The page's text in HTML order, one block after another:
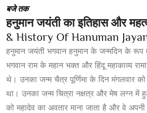
बजेतक
हनुमान जयंती का इतिहास और
& History Of Hanuman
हनुमान जयंती भगवान हनुमान के जन्मदिन के रूप
भगवान राम के महान भक्त और हिंदू महाकाव्य
थे। उनका जन्म चैत्र पूर्णिमा के दिन मंगलवार
था। उनका जन्म चित्रा नक्षत्र और मेष लग्न में
को महादेव का अवतार माना जाता है और वे अपनी